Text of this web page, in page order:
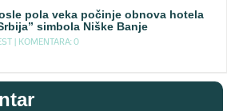
pola veka počinje obnova hotela
simbola Niške Banje
| KOMENTARA: 0